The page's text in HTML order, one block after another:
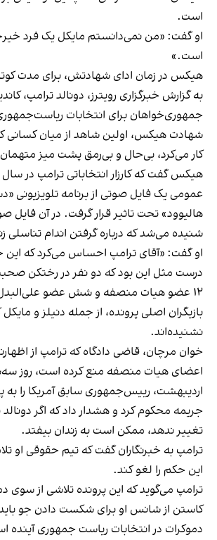
است.
او گفت: «من نمی‌دانستم مایکل یک فرد
است.»
هیکس در زمان ادای شهادتش، برای مدت
به گزارش خبرگزاری رویترز، دونالد ترامپ،
جمهوری‌خواهان برای انتخابات
شهادت هیکس، اولین شاهد از میان کسانی که
کار می‌کرد، بی‌حال و بی‌رمق پشت میز
عمومی یک فایل صوتی از برنامه تلویزیونی
هالیوود» تحت تاثیر قرار گرفت. در آن فایل
شنیده می‌شد که درباره گرفتن اندام تناسلی
او گفت: «آقای ترامپ احساس می‌کرد که
درست مثل این بود که دو نفر در رختکن
۱۲ عضو هیات منصفه و شش عضو علی‌البدل
بازیگران اصلی پرونده، از جمله دنیلز و مایکل
نشنیده‌اند.
خوان مرچان، قاضی دادگاه که ترامپ از
اردیبهشت، رییس‌جمهوری سابق آمریکا را به
جریمه محکوم کرد و هشدار داد که اگر دونالد
تغییر ندهد، ممکن است به زندان بیفتد.
ترامپ به خبرنگاران گفت که تیم حقوقی او
این حکم را لغو کند.
ترامپ می‌گوید که این پرونده تلاشی از سوی
کاستن از شانس او ​​برای شکست دادن جو
دموکرات در انتخابات ریاست جمهوری آینده